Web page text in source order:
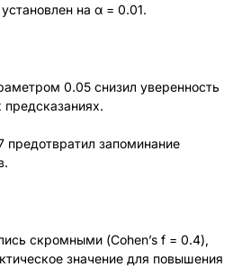
на α = 0.01.
0.05 снизил уверенность
предотвратил запоминание
скромными (Cohen’s f = 0.4),
значение для повышения